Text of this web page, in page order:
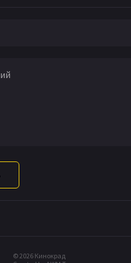
© 2026 Кинокрад